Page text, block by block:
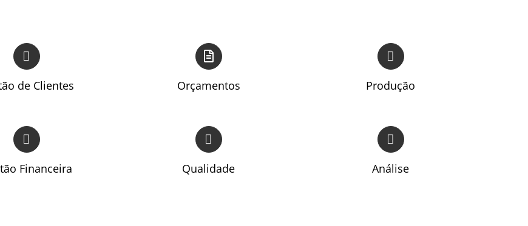
de Clientes Orçamentos Produção
Financeira Qualidade Análise